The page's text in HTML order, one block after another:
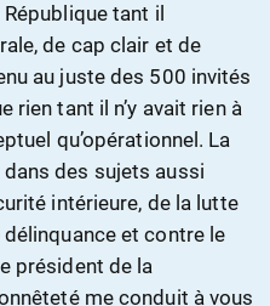
tant il
de cap clair et de
au juste des 500 invités
rien tant il n’y avait rien à
qu’opérationnel. La
des sujets aussi
intérieure, de la lutte
et contre le
président de la
me conduit à vous